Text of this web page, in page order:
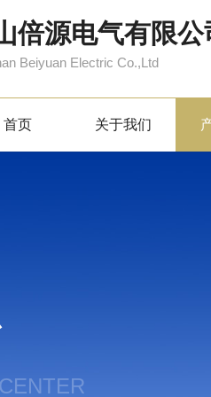
倍源电气有限公
Beiyuan Electric Co.,Ltd
首页 关于我们